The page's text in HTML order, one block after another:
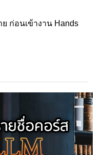
ก่อนเข้างาน Hands